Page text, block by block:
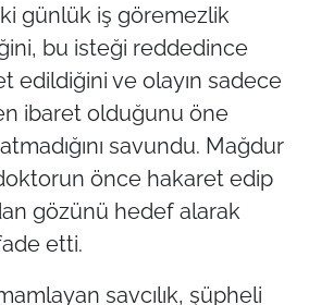
günlük iş göremezlik
bu isteği reddedince
edildiğini ve olayın sadece
ibaret olduğunu öne
savundu. Mağdur
önce hakaret edip
gözünü hedef alarak
etti.
savcılık, şüpheli